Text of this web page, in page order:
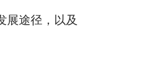
展途径，以及